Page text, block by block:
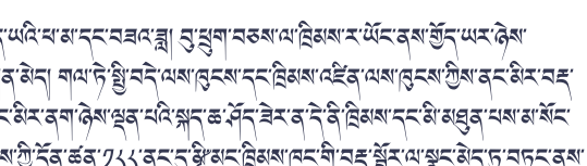
བུ་ཕྲུག་བཅས་ལ་ཁྲིམས་ར་ཡོང་ནས་གྱོད་ཡར་ཉེས་
གལ་ཏེ་སྤྱི་བདེ་ལས་ཁུངས་དང་ཁྲིམས་འཛིན་ལས་ཁུངས་ཀྱིས་ནང་མིར་བརྡ་